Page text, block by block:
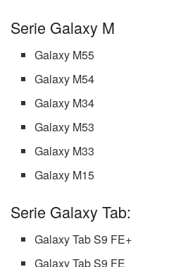
Serie Galaxy M
Galaxy M55
Galaxy M54
Galaxy M34
Galaxy M53
Galaxy M33
Galaxy M15
Serie Galaxy Tab:
Galaxy Tab S9 FE+
Galaxy Tab S9 FE